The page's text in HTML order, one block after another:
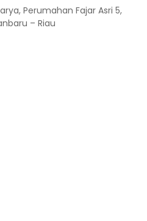
Perumahan Fajar Asri 5,
– Riau